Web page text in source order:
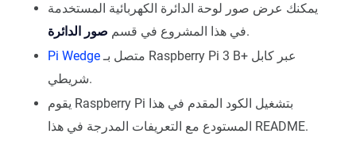
يمكنك عرض صور لوحة الدائرة الكهربائية المستخدمة
في هذا المشروع في قسم صور الدائرة
.
Pi Wedgeمتصل بـ Raspberry Pi 3 B+ عبر كابل
شريطي.
يقوم Raspberry Pi بتشغيل الكود المقدم في هذا
المستودع مع التعريفات المدرجة في هذا README.